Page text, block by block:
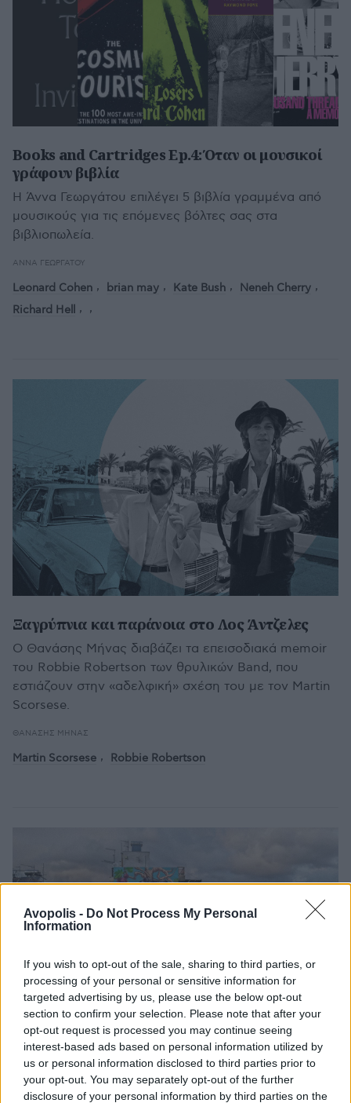
Avopolis - Do Not Process My Personal
Information
If you wish to opt-out of the sale, sharing to third parties, or
processing of your personal or sensitive information for
targeted advertising by us, please use the below opt-out
section to confirm your selection. Please note that after your
opt-out request is processed you may continue seeing
interest-based ads based on personal information utilized by
us or personal information disclosed to third parties prior to
your opt-out. You may separately opt-out of the further
disclosure of your personal information by third parties on the
Books and Cartridges Ep.4: Όταν οι μουσικοί
γράφουν βιβλία
Η Άννα Γεωργάτου επιλέγει 5 βιβλία γραμμένα από
μουσικούς για τις επόμενες βόλτες σας στα
βιβλιοπωλεία.
ΆΝΝΑ ΓΕΩΡΓΆΤΟΥ
Leonard Cohen brian may Kate Bush
Neneh Cherry
Richard Hell
Ξαγρύπνια και παράνοια στο Λος Άντζελες
Ο Θανάσης Μήνας διαβάζει τα επεισοδιακά memoir
του Robbie Robertson των θρυλικών Band, που
εστιάζουν στην «αδελφική» σχέση του με τον Martin
Scorsese.
ΘΑΝΆΣΗΣ ΜΉΝΑΣ
Martin Scorsese Robbie Robertson
Η Μαρία Κάλλας, η Τέχνη του Δρόμου και η
σειρά "33 1/3"